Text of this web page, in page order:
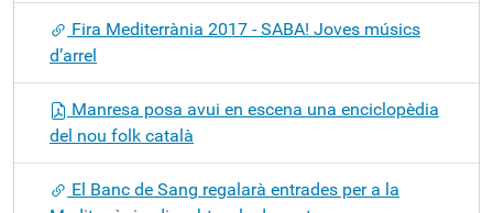
Fira Mediterrània 2017 - SABA! Joves músics
d’arrel
Manresa posa avui en escena una enciclopèdia
del nou folk català
El Banc de Sang regalarà entrades per a la